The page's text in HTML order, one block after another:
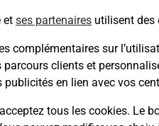
et ses partenaires utilisent des
complémentaires sur
parcours clients et
en lien avec vos
tous les cookies. Le